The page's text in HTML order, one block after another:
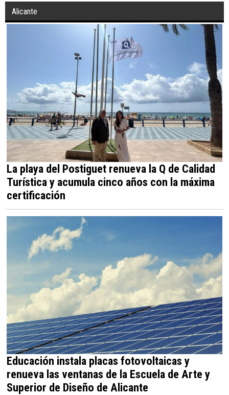
Alicante
La playa del Postiguet renueva la Q de Calidad
Turística y acumula cinco años con la máxima
certificación
Educación instala placas fotovoltaicas y
renueva las ventanas de la Escuela de Arte y
Superior de Diseño de Alicante